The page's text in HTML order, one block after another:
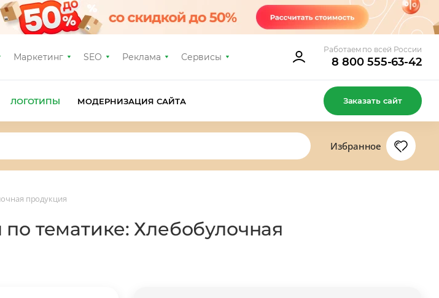
Маркетинг SEO Реклама Сервисы
Работаем по всей России
8 800 555-63-42
ЛОГОТИПЫ МОДЕРНИЗАЦИЯ САЙТА Заказать сайт
Избранное
продукция
по тематике: Хлебобулочная